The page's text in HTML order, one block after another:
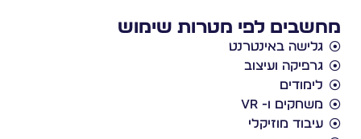
מחשבים לפי מטרות שימוש
גלישה באינטרנט
גרפיקה ועיצוב
לימודים
משחקים ו- VR
עיבוד מוזיקלי